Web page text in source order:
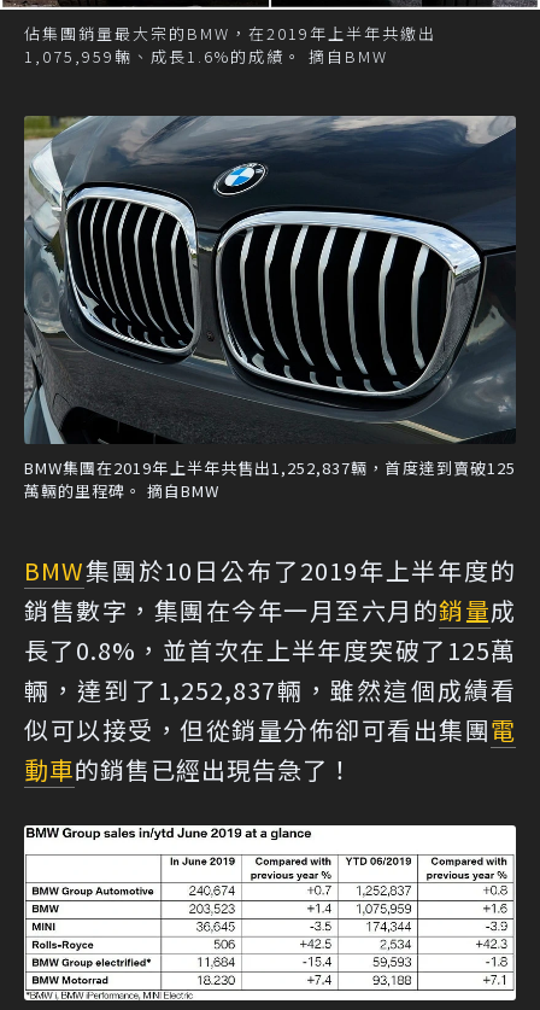
佔集團銷量最大宗的BMW，在2019年上半年共繳出
1,075,959輛、成長1.6%的成績。 摘自BMW
BMW集團在2019年上半年共售出1,252,837輛，首度達到賣破125
萬輛的里程碑。 摘自BMW
BMW集團於10日公布了2019年上半年度的
銷售數字，集團在今年一月至六月的銷量成
長了0.8%，並首次在上半年度突破了125萬
輛，達到了1,252,837輛，雖然這個成績看
似可以接受，但從銷量分佈卻可看出集團電
動車的銷售已經出現告急了！